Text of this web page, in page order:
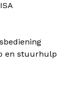
en stuurhulp